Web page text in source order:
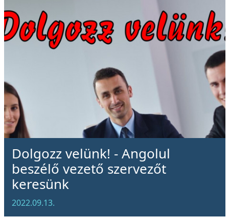
Dolgozz velünk! - Angolul
beszélő vezető szervezőt
keresünk
2022.09.13.